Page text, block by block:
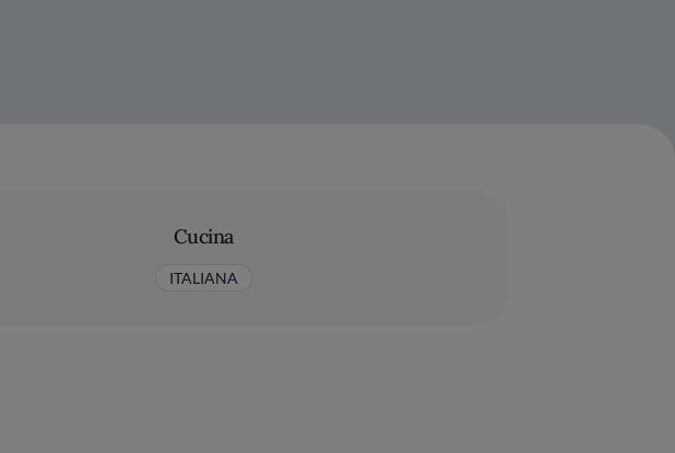
Cucina
ITALIANA